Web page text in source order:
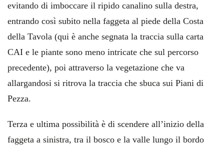
evitando di imboccare il ripido canalino sulla destra,
entrando così subito nella faggeta al piede della Costa
della Tavola (qui è anche segnata la traccia sulla carta
CAI e le piante sono meno intricate che sul percorso
precedente), poi attraverso la vegetazione che va
allargandosi si ritrova la traccia che sbuca sui Piani di
Pezza.
Terza e ultima possibilità è di scendere all’inizio della
faggeta a sinistra, tra il bosco e la valle lungo il bordo